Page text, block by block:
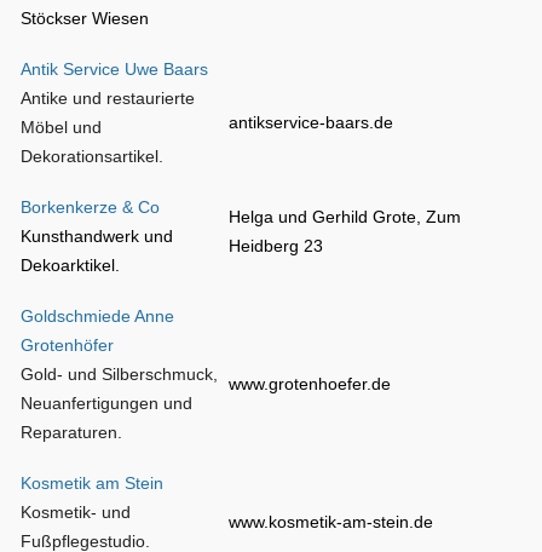
Stöckser Wiesen
Antik Service Uwe Baars
Antike und restaurierte
Möbel und
Dekorationsartikel.
antikservice-baars.de
Borkenkerze & Co
Kunsthandwerk und
Dekoarktikel.
Helga und Gerhild Grote, Zum
Heidberg 23
Goldschmiede Anne
Grotenhöfer
Gold- und Silberschmuck,
Neuanfertigungen und
Reparaturen.
www.grotenhoefer.de
Kosmetik am Stein
Kosmetik- und
Fußpflegestudio.
www.kosmetik-am-stein.de